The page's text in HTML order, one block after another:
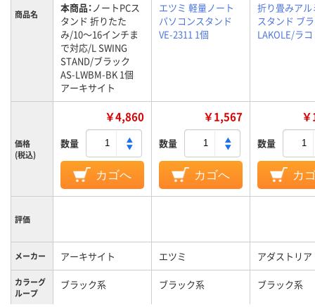
商品名 本商品：ノートPCス
タンド 折りたた
み/10～16インチま
で対応/L SWING
STAND/ブラック
AS-LWBM-BK 1個
アーキサイト
エツミ 軽量ノート
パソコンスタンド
VE-2311 1個
折り畳みアル
スタンド ブ
LAKOLE/ラ
価格
(税込)
￥4,860
数量
カゴへ
￥1,567
数量
カゴへ
数量
カ
評価
メーカー アーキサイト エツミ アダストリア
カラーグ
ループ
ブラック系 ブラック系 ブラック系